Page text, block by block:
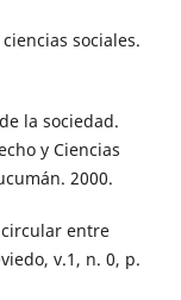
sociales.
la sociedad.
y Ciencias
2000.
circular entre
v.1, n. 0, p.